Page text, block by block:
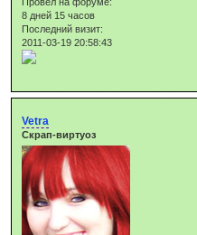
8 дней 15 часов
Последний визит:
2011-03-19 20:58:43
Vetra
Скрап-виртуоз